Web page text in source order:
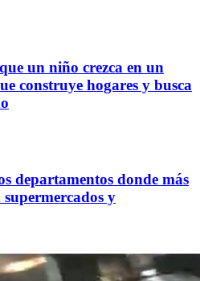
un niño crezca en un
construye hogares y busca
departamentos donde más
y